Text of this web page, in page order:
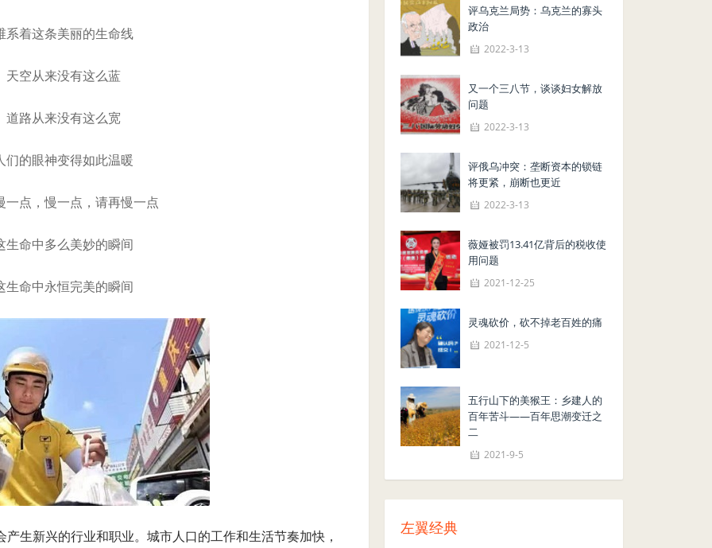
系着这条美丽的生命线
天空从来没有这么蓝
道路从来没有这么宽
们的眼神变得如此温暖
一点，慢一点，请再慢一点
生命中多么美妙的瞬间
生命中永恒完美的瞬间
生新兴的行业和职业。城市人口的工作和生活节奏加快，
评乌克兰局势：乌克兰的寡头
政治
2022-3-13
又一个三八节，谈谈妇女解放
问题
2022-3-13
评俄乌冲突：垄断资本的锁链
将更紧，崩断也更近
2022-3-13
薇娅被罚13.41亿背后的税收使
用问题
2021-12-25
灵魂砍价，砍不掉老百姓的痛
2021-12-5
五行山下的美猴王：乡建人的
百年苦斗——百年思潮变迁之
二
2021-9-5
左翼经典